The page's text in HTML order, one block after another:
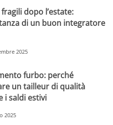
dopo l’estate:
di un buon integratore
2025
furbo: perché
un tailleur di qualità
i saldi estivi
2025